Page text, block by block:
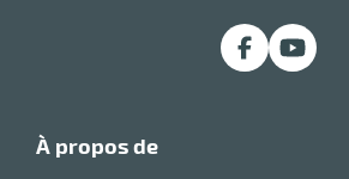
à propos de